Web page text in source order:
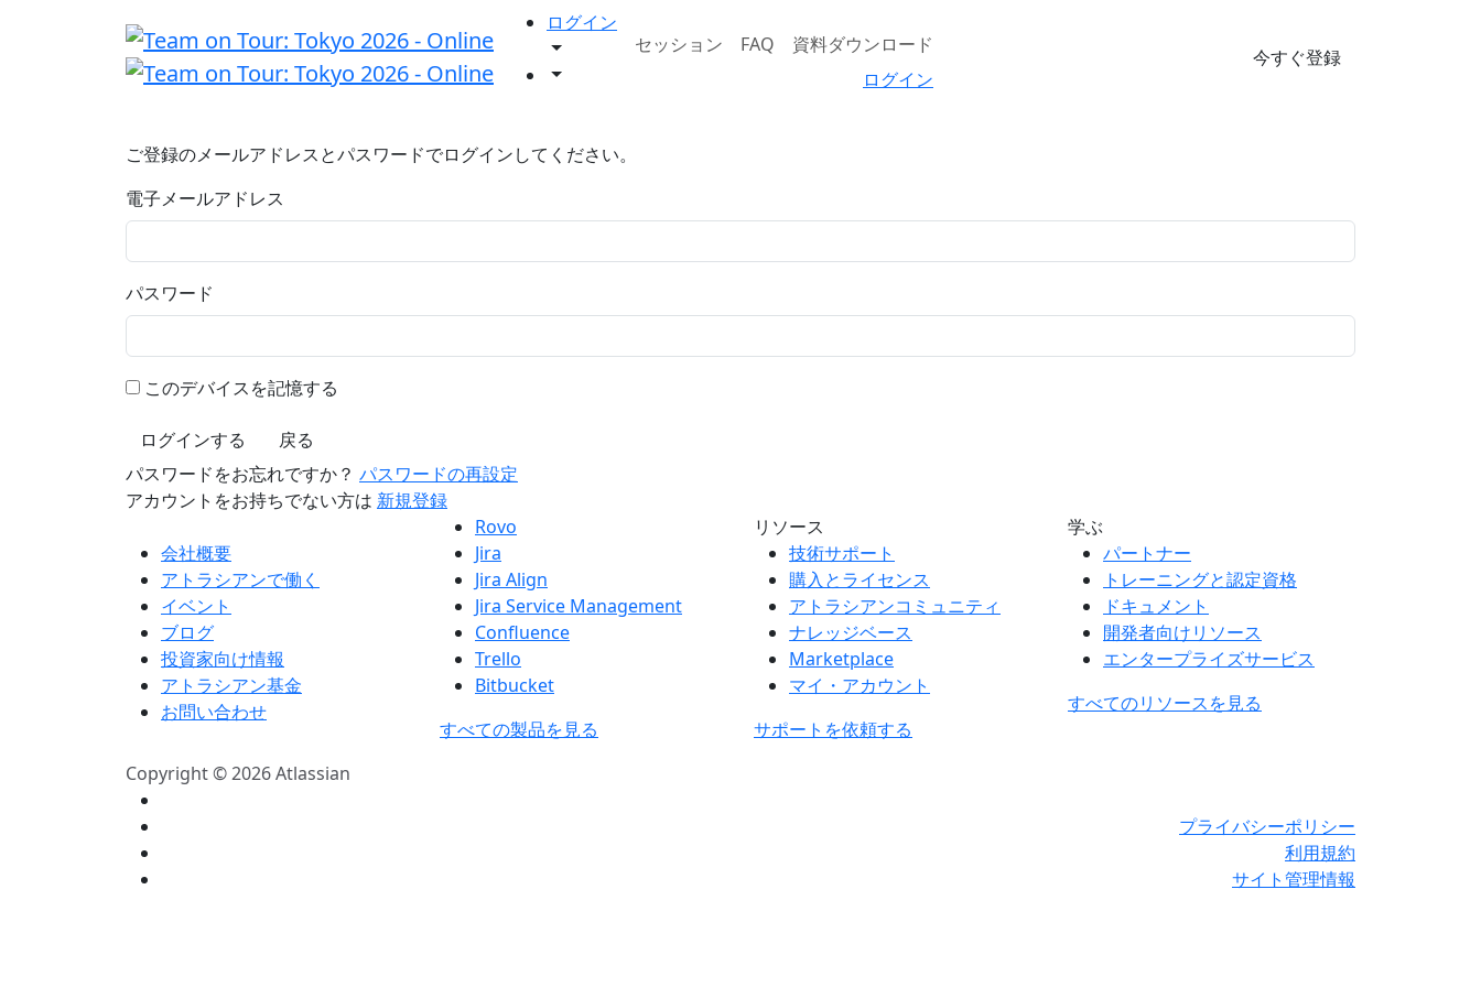
ログイン
セッション
FAQ
資料ダウンロード
ログイン
今すぐ登録
ご登録のメールアドレスとパスワードでログインしてください。
電子メールアドレス
パスワード
このデバイスを記憶する
ログインする
戻る
パスワードをお忘れですか？ パスワードの再設定
アカウントをお持ちでない方は 新規登録
会社概要
アトラシアンで働く
イベント
ブログ
投資家向け情報
アトラシアン基金
お問い合わせ
Rovo
Jira
Jira Align
Jira Service Management
Confluence
Trello
Bitbucket
すべての製品を見る
リソース
技術サポート
購入とライセンス
アトラシアンコミュニティ
ナレッジベース
Marketplace
マイ・アカウント
サポートを依頼する
学ぶ
パートナー
トレーニングと認定資格
ドキュメント
開発者向けリソース
エンタープライズサービス
すべてのリソースを見る
Copyright © 2026 Atlassian
プライバシーポリシー
利用規約
サイト管理情報